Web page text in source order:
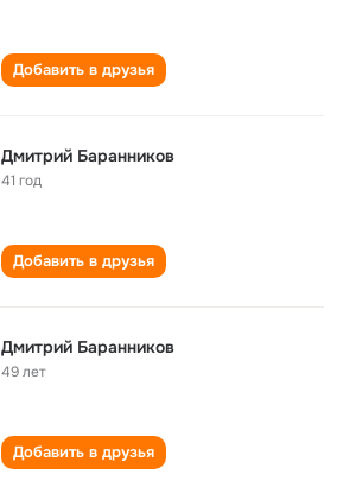
Добавить в друзья
Дмитрий Баранников
41 год
Добавить в друзья
Дмитрий Баранников
49 лет
Добавить в друзья